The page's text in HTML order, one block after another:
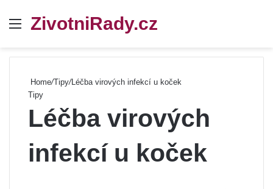
Menu
ZivotniRady.cz
Home/Tipy/Léčba virových infekcí u koček
Tipy
Léčba virových
infekcí u koček